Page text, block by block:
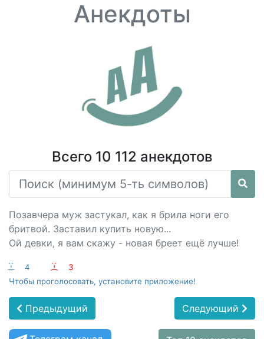
Анекдоты
Всего 10 112 анекдотов
Позавчера муж застукал, как я брила ноги его
бритвой. Заставил купить новую...
Ой девки, я вам скажу - новая бреет ещё лучше!
:-) 4 :-(
3
Чтобы проголосовать, установите приложение!
Предыдущий Следующий